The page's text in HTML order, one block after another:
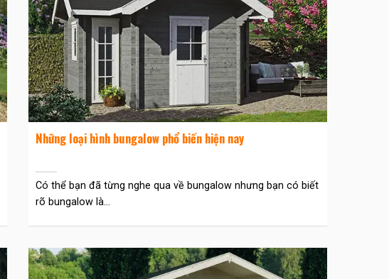
Những loại hình bungalow phổ biến hiện nay
Có thể bạn đã từng nghe qua về bungalow nhưng bạn có biết
rõ bungalow là...